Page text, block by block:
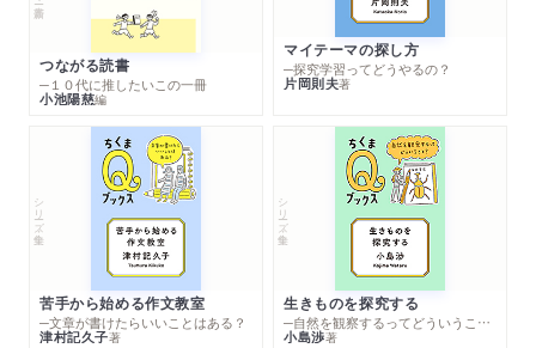
つながる読書
─１０代に推したいこの一冊
小池陽慈編
マイテーマの探し方
─探究学習ってどうやるの？
片岡則夫著
シリーズ・全集
苦手から始める作文教室
─文章が書けたらいいことはある？
津村記久子著
シリーズ・全集
生きものを探究する
─自然を観察するってどういうこと？
小島渉著